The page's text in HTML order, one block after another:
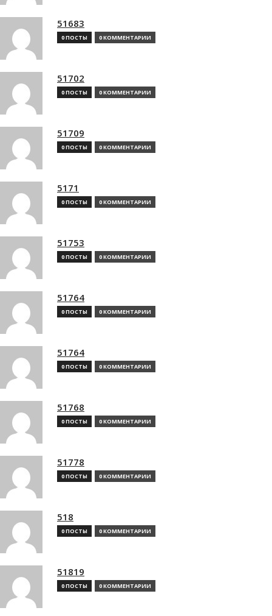
51683
0 ПОСТЫ 0 КОММЕНТАРИИ
51702
0 ПОСТЫ 0 КОММЕНТАРИИ
51709
0 ПОСТЫ 0 КОММЕНТАРИИ
5171
0 ПОСТЫ 0 КОММЕНТАРИИ
51753
0 ПОСТЫ 0 КОММЕНТАРИИ
51764
0 ПОСТЫ 0 КОММЕНТАРИИ
51764
0 ПОСТЫ 0 КОММЕНТАРИИ
51768
0 ПОСТЫ 0 КОММЕНТАРИИ
51778
0 ПОСТЫ 0 КОММЕНТАРИИ
518
0 ПОСТЫ 0 КОММЕНТАРИИ
51819
0 ПОСТЫ 0 КОММЕНТАРИИ